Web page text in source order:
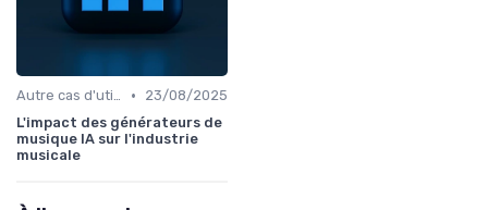
Autre cas d'utilisation •
23/08/2025
L'impact des générateurs de
musique IA sur l'industrie
musicale